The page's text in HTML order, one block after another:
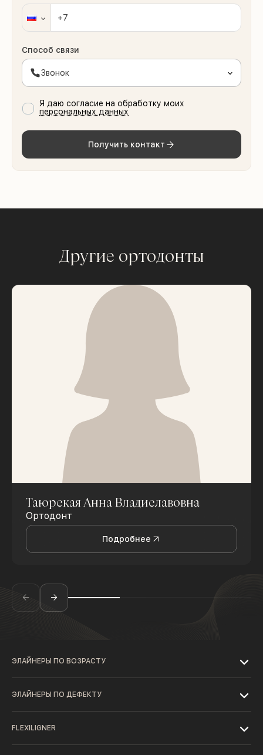
Способ связи
Звонок
Я даю согласие на обработку моих
персональных данных
Получить контакт
Другие ортодонты
Таюрская Анна Владиславовна
Ортодонт
Подробнее
ЭЛАЙНЕРЫ ПО ВОЗРАСТУ
ЭЛАЙНЕРЫ ПО ДЕФЕКТУ
FLEXILIGNER